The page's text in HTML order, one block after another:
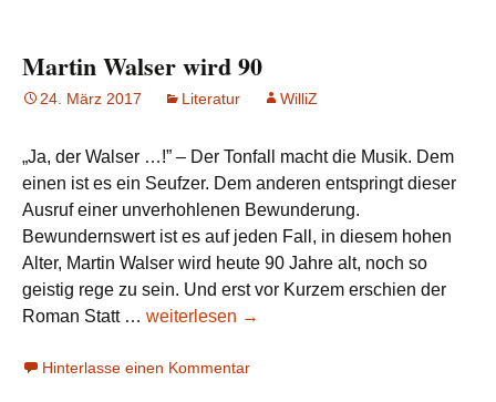
Martin Walser wird 90
24. März 2017 Literatur WilliZ
„Ja, der Walser …!” – Der Tonfall macht die Musik. Dem
einen ist es ein Seufzer. Dem anderen entspringt dieser
Ausruf einer unverhohlenen Bewunderung.
Bewundernswert ist es auf jeden Fall, in diesem hohen
Alter, Martin Walser wird heute 90 Jahre alt, noch so
geistig rege zu sein. Und erst vor Kurzem erschien der
Roman Statt … Martin
wird
weiterlesen →
Hinterlasse einen Kommentar